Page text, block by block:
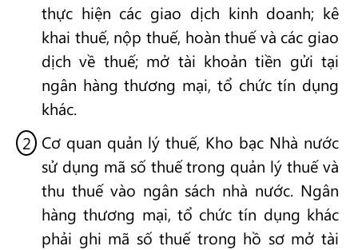
thực hiện các giao dịch kinh doanh; kê
khai thuế, nộp thuế, hoàn thuế và các giao
dịch về thuế; mở tài khoản tiền gửi tại
ngân hàng thương mại, tổ chức tín dụng
khác.
Cơ quan quản lý thuế, Kho bạc Nhà nước
sử dụng mã số thuế trong quản lý thuế và
thu thuế vào ngân sách nhà nước. Ngân
hàng thương mại, tổ chức tín dụng khác
phải ghi mã số thuế trong hồ sơ mở tài